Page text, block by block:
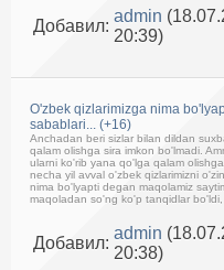
Добавил:
admin
20:39)
O'zbek qizlarimizga nima
sabablari... (+16)
Anchadan beri sizlar bilan dildan
qalam olishga sira imkon bo'lmadi.
ularni ko'rib yana qo'lga qalam
necha yil avval o'zbek qizlarimizni
nima bo'lyapti degan maqolamiz
maqoladan so'ng ko'p tanqidlar
Добавил:
admin
20:38)